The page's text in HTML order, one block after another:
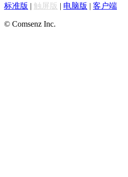
标准版 | 触屏版 | 电脑版 | 客户端
© Comsenz Inc.